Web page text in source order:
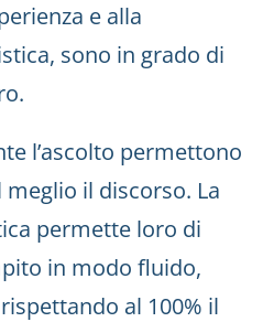
e alla
sono in grado di
l’ascolto permettono
il discorso. La
permette loro di
in modo fluido,
al 100% il